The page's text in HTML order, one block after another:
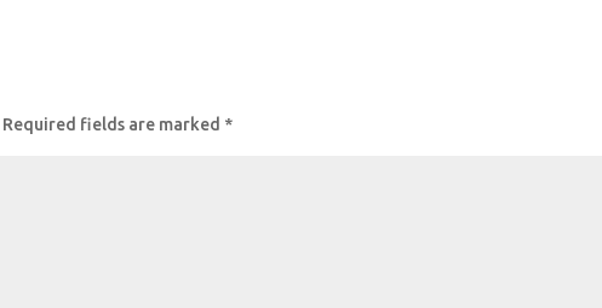
Required fields are marked *